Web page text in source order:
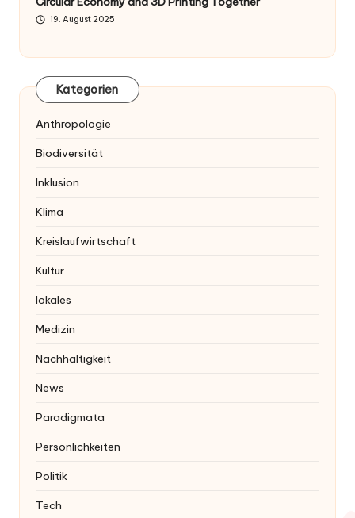
19. August 2025
Kategorien
Anthropologie
Biodiversität
Inklusion
Klima
Kreislaufwirtschaft
Kultur
lokales
Medizin
Nachhaltigkeit
News
Paradigmata
Persönlichkeiten
Politik
Tech